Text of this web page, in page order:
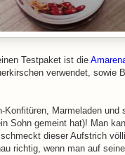
Testpaket ist die
verwendet, sowie
Konfitüren, Marmeladen
Sohn gemeint hat)! Man
dieser Aufstrich
richtig, wenn man auf